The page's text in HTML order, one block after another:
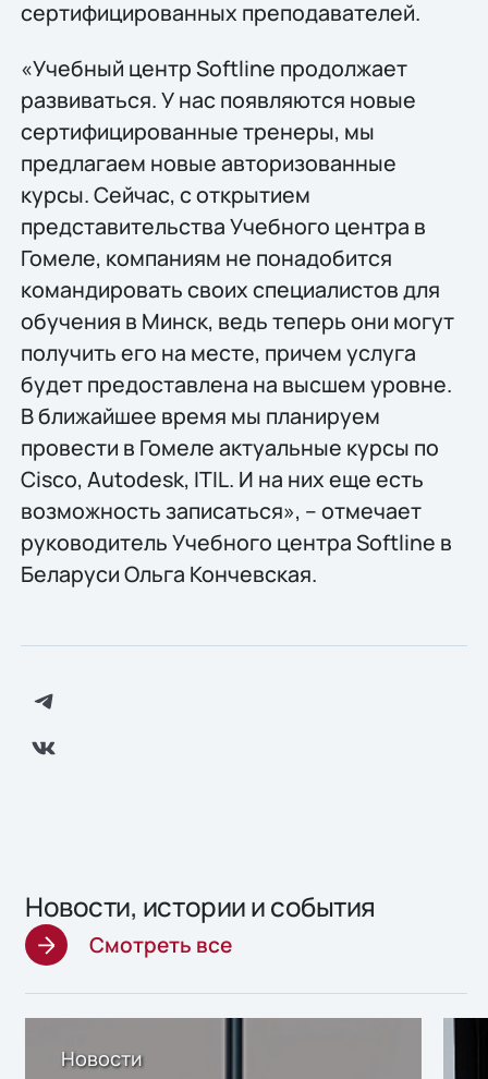
сертифицированных преподавателей.
«Учебный центр Softline продолжает
развиваться. У нас появляются новые
сертифицированные тренеры, мы
предлагаем новые авторизованные
курсы. Сейчас, с открытием
представительства Учебного центра в
Гомеле, компаниям не понадобится
командировать своих специалистов для
обучения в Минск, ведь теперь они могут
получить его на месте, причем услуга
будет предоставлена на высшем уровне.
В ближайшее время мы планируем
провести в Гомеле актуальные курсы по
Cisco, Autodesk, ITIL. И на них еще есть
возможность записаться», – отмечает
руководитель Учебного центра Softline в
Беларуси Ольга Кончевская.
Новости, истории и события
Смотреть все
Новости